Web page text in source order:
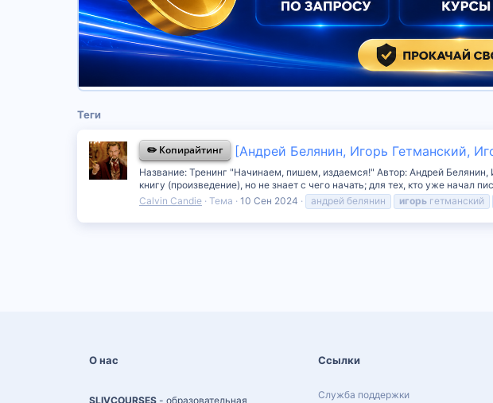
Теги
✏️ Копирайтинг [Андрей Белянин, Игорь Гетманский,
Название: Тренинг "Начинаем, пишем, издаемся!" Автор: Андрей Белянин,
книгу (произведение), но не знает с чего начать; для тех, кто уже начал
Calvin Candie Тема 10 Сен 2024 андрей белянин игорь гетманский
О нас
SLIVCOURSES - образовательная
Ссылки
Служба поддержки